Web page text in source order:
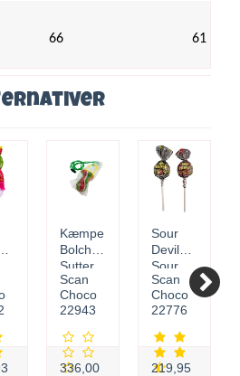
66 61
Kæmpe
Bolche
Sutter
Sur
Vandm
elon 24
x 70 g
Scan
Choco
22943
336,00
Sour
Devils,
Sour
Lollipop
ca. 55 x
20 g
Scan
Choco
22776
219,95